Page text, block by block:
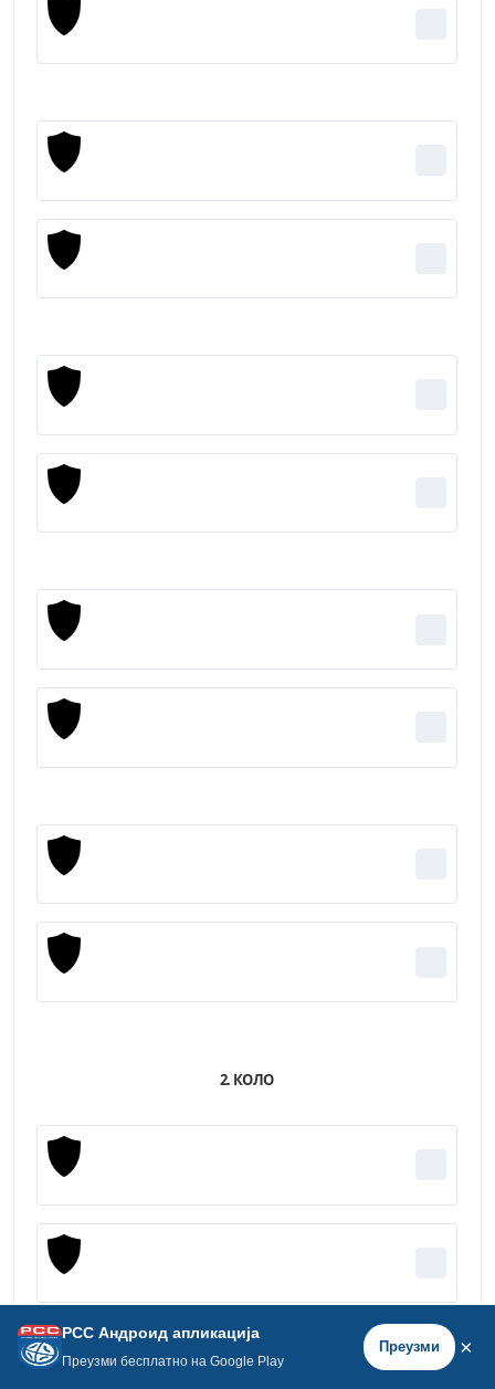
2. КОЛО
РСС Андроид апликација
Преузми бесплатно на Google Play
Преузми ×